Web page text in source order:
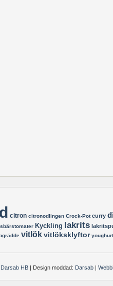
citron citronodlingen Crock-Pot curry
Kyckling lakrits
vitlökvitlöksklyftor youghurt
HB | Design moddad: Darsab |